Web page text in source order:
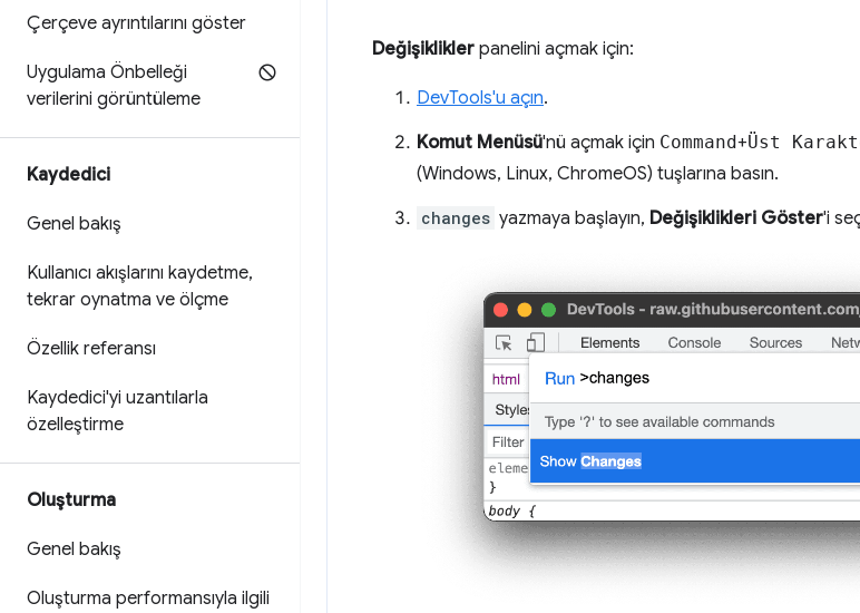
Çerçeve ayrıntılarını göster
Uygulama Önbelleği
verilerini görüntüleme
Kaydedici
Genel bakış
Kullanıcı akışlarını kaydetme,
tekrar oynatma ve ölçme
Özellik referansı
Kaydedici'yi uzantılarla
özelleştirme
Oluşturma
Genel bakış
Oluşturma performansıyla ilgili
Değişiklikler panelini açmak için:
DevTools'u açın.
Komut Menüsü'nü açmak için Command+Üst
(Windows, Linux, ChromeOS) tuşlarına basın.
changes yazmaya başlayın, Değişiklikleri Göster'i